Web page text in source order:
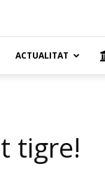
ACTUALITAT
tigre!